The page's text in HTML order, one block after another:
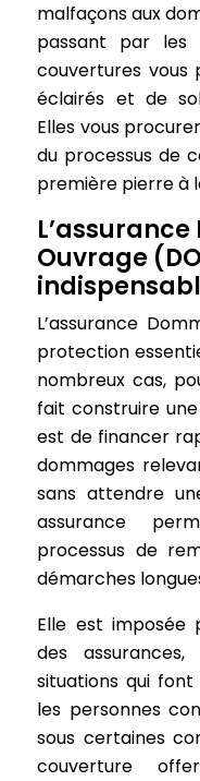
malfaçons aux
passant par les
couvertures vous
éclairés et de
Elles vous
du processus de
première pierre à
Ouvrage
L’assurance
protection
nombreux cas,
fait construire
est de financer
dommages
sans attendre
assurance
processus de
démarches
Elle est imposée
des
situations qui
les personnes
sous certaines
couverture